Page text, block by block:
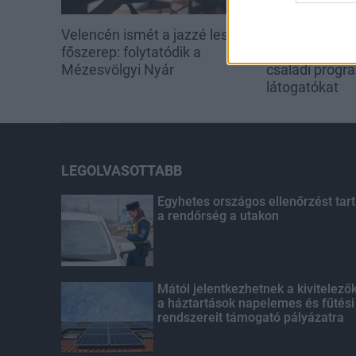
Velencén ismét a jazzé lesz a
főszerep: folytatódik a
Mézesvölgyi Nyár
Négy napon
családi
látogatókat
LEGOLVASOTTABB
Egyhetes országos ellenőrzést tart
a rendőrség a utakon
Mától jelentkezhetnek a
a háztartások napelemes és fűtési
rendszereit támogató pályázatra